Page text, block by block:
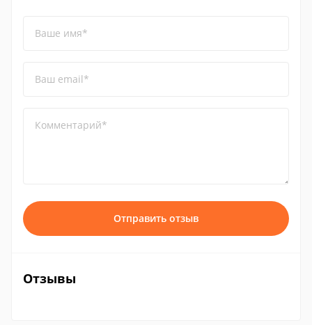
Ваше имя*
Ваш email*
Комментарий*
Отправить отзыв
Отзывы